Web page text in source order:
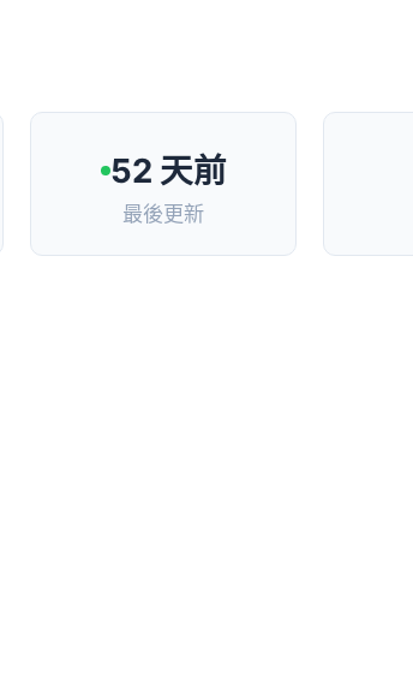
52 天前
最後更新